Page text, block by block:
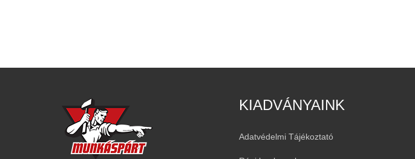
KIADVÁNYAINK
Adatvédelmi Tájékoztató